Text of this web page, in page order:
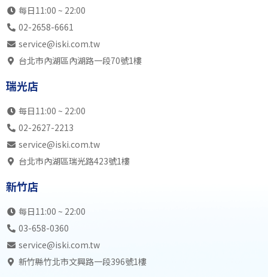
每日11:00 ~ 22:00
02-2658-6661
service@iski.com.tw
台北市內湖區內湖路一段70號1樓
瑞光店
每日11:00 ~ 22:00
02-2627-2213
service@iski.com.tw
台北市內湖區瑞光路423號1樓
新竹店
每日11:00 ~ 22:00
03-658-0360
service@iski.com.tw
新竹縣竹北市文興路一段396號1樓